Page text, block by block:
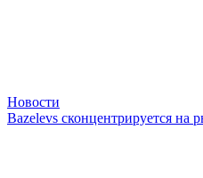
Новости
Bazelevs сконцентрируется